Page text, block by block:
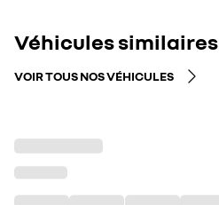
Véhicules similaires
VOIR TOUS NOS VÉHICULES